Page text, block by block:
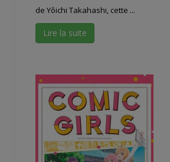
de Yôichi Takahashi, cette ...
Lire la suite